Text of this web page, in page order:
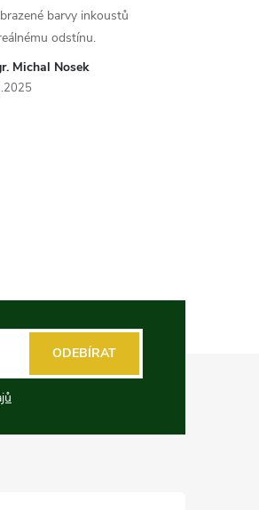
Michal Nosek
barvy inkoustů
odstínu.
ODEBÍRAT